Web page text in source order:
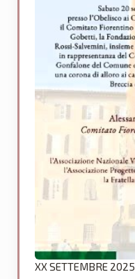
XX SETTEMBRE 2025